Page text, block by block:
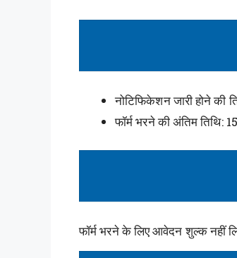
नोटिफिकेशन जारी होने की
फॉर्म भरने की अंतिम तिथि:
फॉर्म भरने के लिए आवेदन शुल्क नहीं